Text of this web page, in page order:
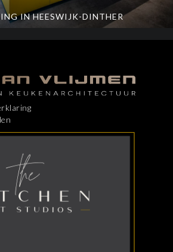
IN HEESWIJK-DINTHER